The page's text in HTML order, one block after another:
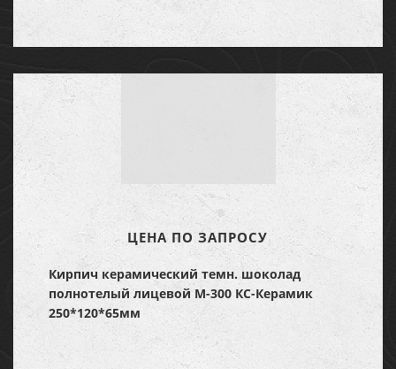
ЦЕНА ПО ЗАПРОСУ
Кирпич керамический темн. шоколад
полнотелый лицевой М-300 КС-Керамик
250*120*65мм